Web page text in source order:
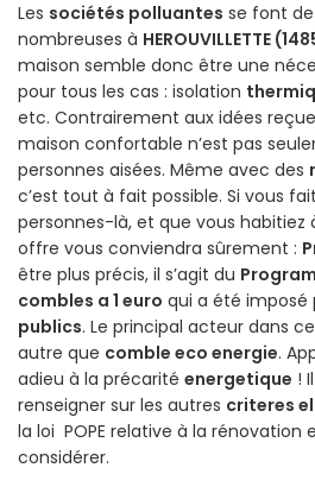
Les sociétés polluantes se font
nombreuses à HEROUVILLETTE
maison semble donc être une
pour tous les cas : isolation
etc. Contrairement aux idées
maison confortable n’est pas
personnes aisées. Même avec des
c’est tout à fait possible. Si vous
personnes-là, et que vous habitiez
offre vous conviendra sûrement :
être plus précis, il s’agit du
combles a 1 euro qui a été imposé
publics. Le principal acteur dans
autre que comble eco energie.
adieu à la précarité energetique !
renseigner sur les autres criteres
la loi POPE relative à la rénovation
considérer.